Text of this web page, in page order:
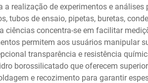
realização de experimentos e
tubos de ensaio, pipetas, buretas,
concentra-se em facilitar
permitem aos usuários manipular
transparência e resistência
borossilicatado que oferecem
e recozimento para garantir